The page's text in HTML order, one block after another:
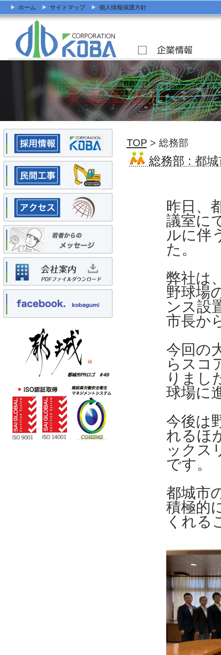
ホーム サイトマップ 個人情報保護方針
TOP> 総務部
総務部 : 都
昨日、
議室に
ルに伴
た。
弊社は
野球場
ンス設
市長か
今回の
らスコ
りまし
球場に
今後は
れるほ
ックス
です。
都城市
積極的
くれる